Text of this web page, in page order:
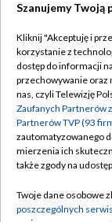
Abonament
Emisja w TVP
Centrum
Naziemna
Rada
Szanujemy Twoją
Kliknij "Akceptuję i
korzystanie z
dostęp do informacji
przechowywanie oraz
nas, czyli Telewizję
Zaufanych Partnerów
Partnerów TVP (93
zautomatyzowanego
mierzenia ich
także zgody na
Twoje dane osobowe
poszczególnych